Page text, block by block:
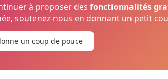
à proposer desfonctionnalités
soutenez-nous en donnant un petit
un coup de pouce